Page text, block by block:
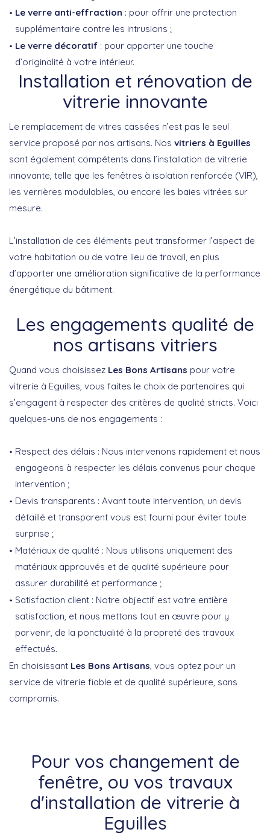
Le verre anti-effraction : pour offrir une protection
supplémentaire contre les intrusions ;
Le verre décoratif : pour apporter une touche
d’originalité à votre intérieur.
Installation et rénovation de
vitrerie innovante
Le remplacement de vitres cassées n’est pas le seul
service proposé par nos artisans. Nos vitriers à Eguilles
sont également compétents dans l’installation de vitrerie
innovante, telle que les fenêtres à isolation renforcée (VIR),
les verrières modulables, ou encore les baies vitrées sur
mesure.
L’installation de ces éléments peut transformer l’aspect de
votre habitation ou de votre lieu de travail, en plus
d’apporter une amélioration significative de la performance
énergétique du bâtiment.
Les engagements qualité de
nos artisans vitriers
Quand vous choisissez Les Bons Artisans pour votre
vitrerie à Eguilles, vous faites le choix de partenaires qui
s’engagent à respecter des critères de qualité stricts. Voici
quelques-uns de nos engagements :
Respect des délais : Nous intervenons rapidement et nous
engageons à respecter les délais convenus pour chaque
intervention ;
Devis transparents : Avant toute intervention, un devis
détaillé et transparent vous est fourni pour éviter toute
surprise ;
Matériaux de qualité : Nous utilisons uniquement des
matériaux approuvés et de qualité supérieure pour
assurer durabilité et performance ;
Satisfaction client : Notre objectif est votre entière
satisfaction, et nous mettons tout en œuvre pour y
parvenir, de la ponctualité à la propreté des travaux
effectués.
En choisissant Les Bons Artisans , vous optez pour un
service de vitrerie fiable et de qualité supérieure, sans
compromis.
Pour vos changement de
fenêtre, ou vos travaux
d'installation de vitrerie à
Eguilles